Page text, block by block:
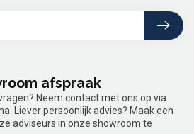
afspraak
Neem contact met ons op via
Liever persoonlijk advies? Maak een
adviseurs in onze showroom te